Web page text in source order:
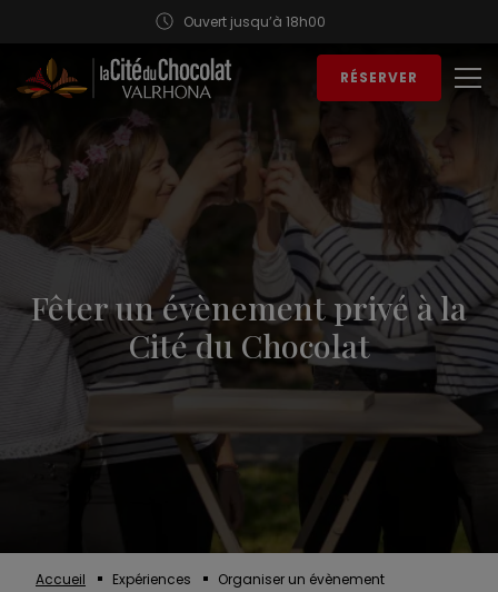
Ouvert jusqu’à 18h00
RÉSERVER
Fêter un évènement privé à la
Cité du Chocolat
Accueil Expériences Organiser un évènement